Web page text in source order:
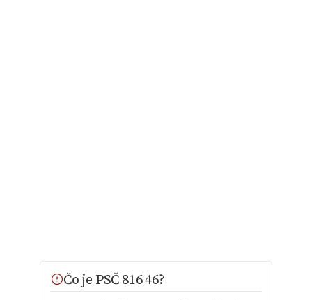
Čo je PSČ 816 46?